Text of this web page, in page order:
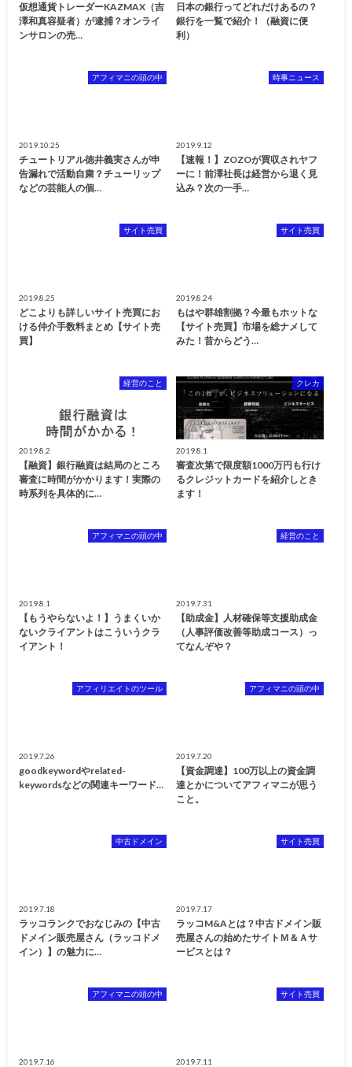
仮想通貨トレーダーKAZMAX（吉
澤和真容疑者）が逮捕？オンライ
ンサロンの売…
日本の銀行ってどれだけあるの？
銀行を一覧で紹介！（融資に便
利）
アフィマニの頭の中
2019.10.25
チュートリアル徳井義実さんが申
告漏れで活動自粛？チューリップ
などの芸能人の個…
時事ニュース
2019.9.12
【速報！】ZOZOが買収されヤフ
ーに！前澤社長は経営から退く見
込み？次の一手…
サイト売買
2019.8.25
どこよりも詳しいサイト売買にお
ける仲介手数料まとめ【サイト売
買】
サイト売買
2019.8.24
もはや群雄割拠？今最もホットな
【サイト売買】市場を総ナメして
みた！昔からどう…
経営のこと
2019.8.2
【融資】銀行融資は結局のところ
審査に時間がかかります！実際の
時系列を具体的に…
クレカ
2019.8.1
審査次第で限度額1000万円も行け
るクレジットカードを紹介しとき
ます！
アフィマニの頭の中
2019.8.1
【もうやらないよ！】うまくいか
ないクライアントはこういうクラ
イアント！
経営のこと
2019.7.31
【助成金】人材確保等支援助成金
（人事評価改善等助成コース）っ
てなんぞや？
アフィリエイトのツール
2019.7.26
goodkeywordやrelated-
keywordsなどの関連キーワード…
アフィマニの頭の中
2019.7.20
【資金調達】100万以上の資金調
達とかについてアフィマニが思う
こと。
中古ドメイン
2019.7.18
ラッコランクでおなじみの【中古
ドメイン販売屋さん（ラッコドメ
イン）】の魅力に…
サイト売買
2019.7.17
ラッコM&Aとは？中古ドメイン販
売屋さんの始めたサイトＭ＆Ａサ
ービスとは？
アフィマニの頭の中
2019.7.16
サイト売買
2019.7.11